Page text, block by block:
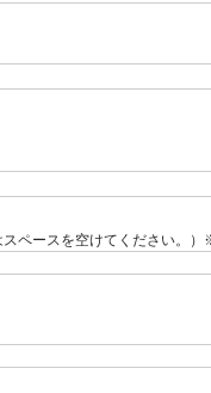
ペースを空けてください。